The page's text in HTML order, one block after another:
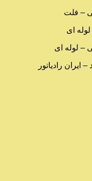
– فلت
ای
– لوله ای
ایران رادیاتور